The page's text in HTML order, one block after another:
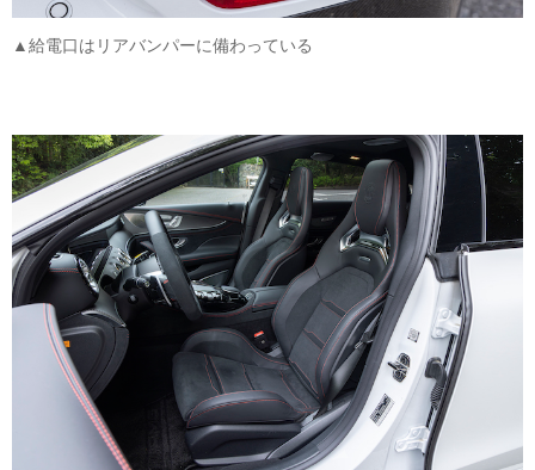
▲給電口はリアバンパーに備わっている